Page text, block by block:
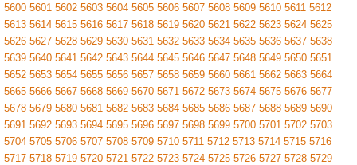
5600 5601 5602 5603 5604 5605 5606 5607 5608 5609 5610 5611 5612
5613 5614 5615 5616 5617 5618 5619 5620 5621 5622 5623 5624 5625
5626 5627 5628 5629 5630 5631 5632 5633 5634 5635 5636 5637 5638
5639 5640 5641 5642 5643 5644 5645 5646 5647 5648 5649 5650 5651
5652 5653 5654 5655 5656 5657 5658 5659 5660 5661 5662 5663 5664
5665 5666 5667 5668 5669 5670 5671 5672 5673 5674 5675 5676 5677
5678 5679 5680 5681 5682 5683 5684 5685 5686 5687 5688 5689 5690
5691 5692 5693 5694 5695 5696 5697 5698 5699 5700 5701 5702 5703
5704 5705 5706 5707 5708 5709 5710 5711 5712 5713 5714 5715 5716
5717 5718 5719 5720 5721 5722 5723 5724 5725 5726 5727 5728 5729